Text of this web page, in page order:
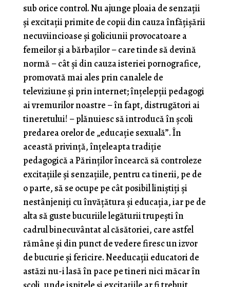
sub orice control. Nu ajunge ploaia de senzaţii
şi excitaţii primite de copii din cauza înfăţişării
necuviincioase şi goliciunii provocatoare a
femeilor şi a bărbaţilor – care tinde să devină
normă – cât şi din cauza is­teriei pornografice,
promovată mai ales prin canalele de
televiziune şi prin internet; înţelepţii pedagogi
ai vremurilor noastre – în fapt, distrugători ai
tineretu­lui! – plănuiesc să introducă în şcoli
predarea orelor de „educaţie sexuală”. În
această privinţă, înţeleapta tradiţie
pedagogică a Părinţilor încearcă să controleze
excitaţiile şi senzaţiile, pentru ca tinerii, pe de
o par­te, să se ocupe pe cât posibil liniştiţi şi
nestânjeniţi cu învăţătura şi educaţia, iar pe de
alta să guste bucuriile legăturii trupeşti în
cadrul binecuvântat al căsătoriei, care astfel
rămâne şi din punct de vedere firesc un iz­vor
de bucurie şi fericire. Needucaţii educatori de
astăzi nu-i lasă în pace pe tineri nici măcar în